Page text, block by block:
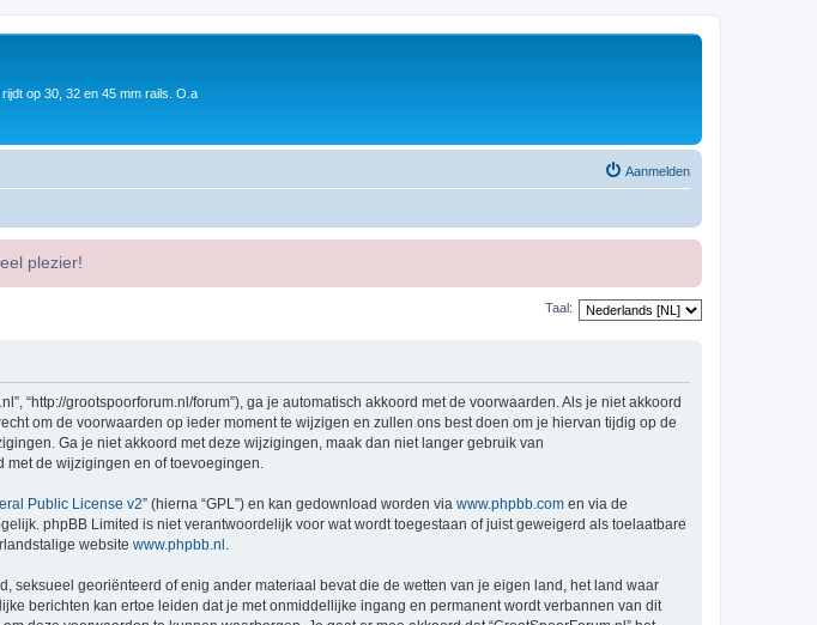
op 30, 32 en 45 mm rails. O.a
Aanmelden
plezier!
Taal:
“http://grootspoorforum.nl/forum”), ga je automatisch akkoord met de voorwaarden. Als je niet akkoord
om de voorwaarden op ieder moment te wijzigen en zullen ons best doen om je hiervan tijdig op de
Ga je niet akkoord met deze wijzigingen, maak dan niet langer gebruik van
met de wijzigingen en of toevoegingen.
Public License v2” (hierna “GPL”) en kan gedownload worden via www.phpbb.com en via de
phpBB Limited is niet verantwoordelijk voor wat wordt toegestaan of juist geweigerd als toelaatbare
website www.phpbb.nl .
georiënteerd of enig ander materiaal bevat die de wetten van je eigen land, het land waar
berichten kan ertoe leiden dat je met onmiddellijke ingang en permanent wordt verbannen van dit